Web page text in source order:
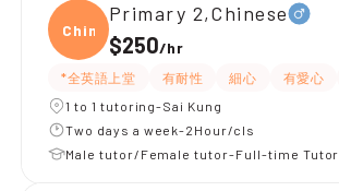
Chine
Primary 2,Chinese
$250/hr
*全英語上堂 有耐性 細心 有愛心
1 to 1 tutoring-Sai Kung
Two days a week-2Hour/cls
Male tutor/Female tutor-Full-time Tutor